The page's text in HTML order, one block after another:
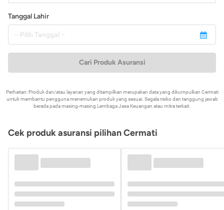
Tanggal Lahir
Cari Produk Asuransi
Perhatian: Produk dan/atau layanan yang ditampilkan merupakan data yang dikumpulkan Cermati
untuk membantu pengguna menemukan produk yang sesuai. Segala risiko dan tanggung jawab
berada pada masing-masing Lembaga Jasa Keuangan atau mitra terkait.
Cek produk asuransi pilihan Cermati